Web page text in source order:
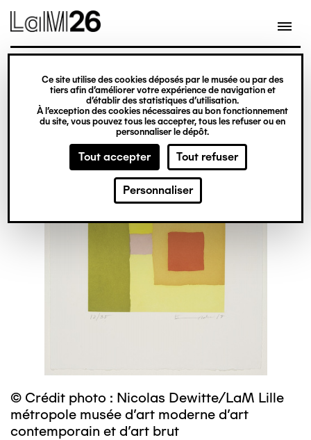
Gestion des cookies
Ce site utilise des cookies déposés par le musée ou par des
tiers afin d’améliorer votre expérience de navigation et
d’établir des statistiques d’utilisation.
À l’exception des cookies nécessaires au bon fonctionnement
du site, vous pouvez tous les accepter, tous les refuser ou en
personnaliser le dépôt.
Tout accepter Tout refuser
Personnaliser
contenu
© Crédit photo : Nicolas Dewitte/LaM Lille
métropole musée d’art moderne d’art
contemporain et d’art brut